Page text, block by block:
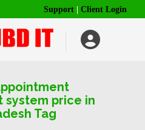
Support Client Login
system price in
Tag